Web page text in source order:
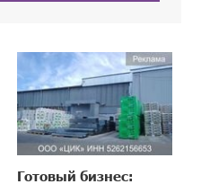
Готовый бизнес: